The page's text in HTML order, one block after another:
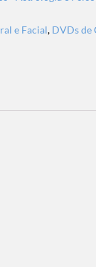
e Facial, DVDs de